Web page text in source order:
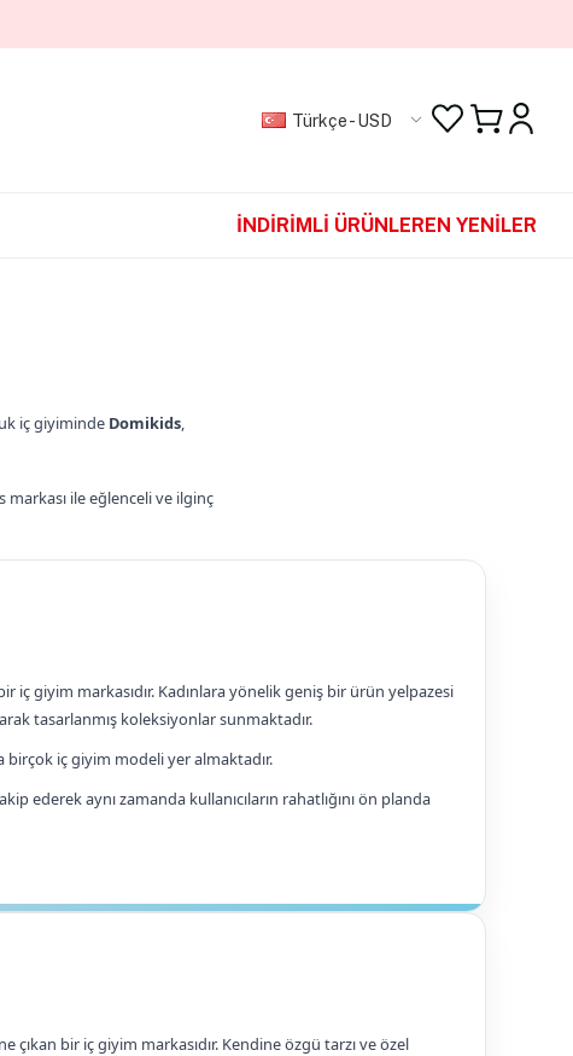
Türkçe - USD
İNDİRİMLİ ÜRÜNLEREN YENİLER
iç giyiminde Domikids,
markası ile eğlenceli ve ilginç
giyim markasıdır. Kadınlara yönelik geniş bir ürün yelpazesi
tasarlanmış koleksiyonlar sunmaktadır.
iç giyim modeli yer almaktadır.
ederek aynı zamanda kullanıcıların rahatlığını ön planda
bir iç giyim markasıdır. Kendine özgü tarzı ve özel